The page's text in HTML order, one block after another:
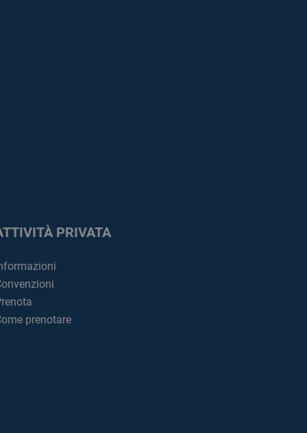
PRIVATA
prenotare